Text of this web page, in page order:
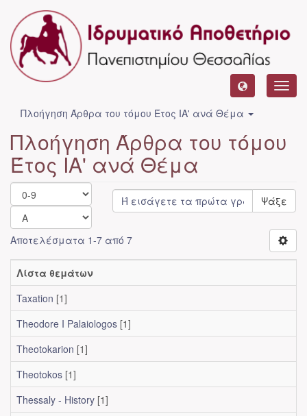
Πλοήγηση Άρθρα του τόμου Έτος ΙΑ' ανά Θέμα
Πλοήγηση Άρθρα του τόμου
Έτος ΙΑ' ανά Θέμα
Ψάξε
Αποτελέσματα 1-7 από 7
Λίστα θεμάτων
Taxation [1]
Theodore I Palaiologos [1]
Theotokarion [1]
Theotokos [1]
Thessaly - History [1]